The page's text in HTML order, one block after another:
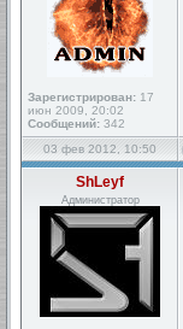
Зарегистрирован: 17
июн 2009, 20:02
Сообщений: 342
03 фев 2012, 10:50
ShLeyf
Администратор